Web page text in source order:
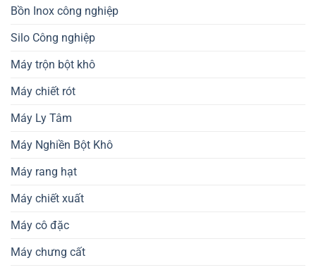
Bồn Inox công nghiệp
Silo Công nghiệp
Máy trộn bột khô
Máy chiết rót
Máy Ly Tâm
Máy Nghiền Bột Khô
Máy rang hạt
Máy chiết xuất
Máy cô đặc
Máy chưng cất